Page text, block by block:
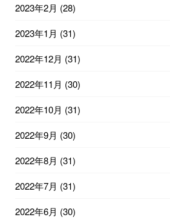
2023年2月 (28)
2023年1月 (31)
2022年12月 (31)
2022年11月 (30)
2022年10月 (31)
2022年9月 (30)
2022年8月 (31)
2022年7月 (31)
2022年6月 (30)